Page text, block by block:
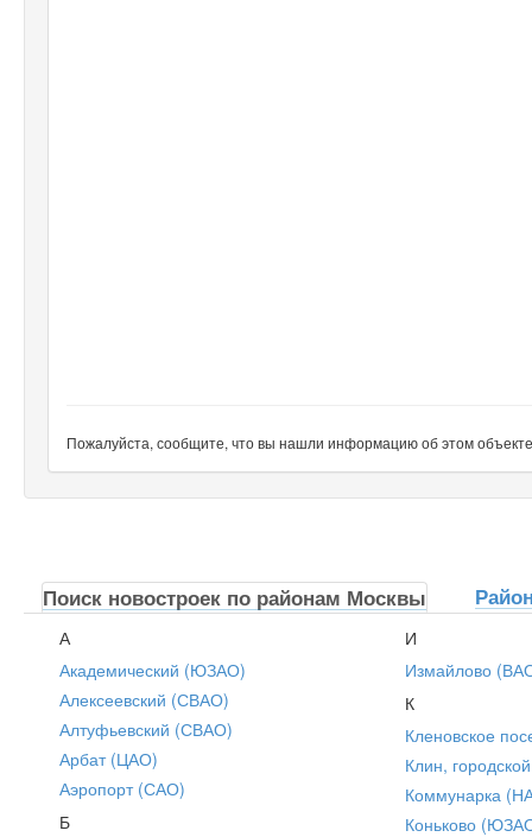
Пожалуйста, сообщите, что вы нашли информацию об этом
Поиск новостроек по районам Москвы
А
Академический (ЮЗАО)
Алексеевский (СВАО)
Алтуфьевский (СВАО)
Арбат (ЦАО)
Аэропорт (САО)
Б
И
Измайлово
К
Кленовское
Клин,
Коммунарка
Коньково